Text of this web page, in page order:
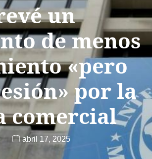
un
de menos
«pero
por la
comercial
abril 17, 2025